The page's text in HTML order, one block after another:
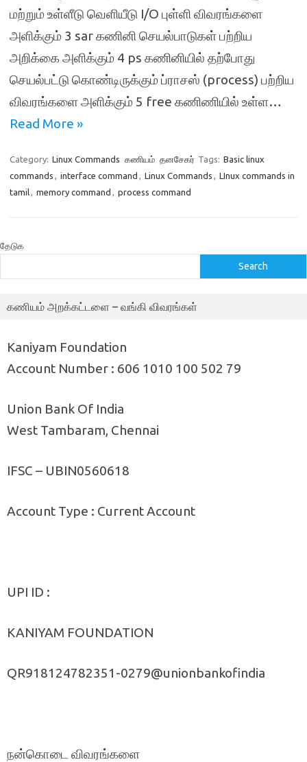
மற்றும் உள்ளீடு வெளியீடு I/O புள்ளி விவரங்களை
அளிக்கும் 3 sar கணினி செயல்பாடுகள் பற்றிய
அறிக்கை அளிக்கும் 4 ps கணினியில் தற்போது
செயல்பட்டு கொண்டிருக்கும் ப்ராசஸ் (process) பற்றிய
விவரங்களை அளிக்கும் 5 free கணிணியில் உள்ள…
Read More »
Category: Linux Commands கணியம் தனசேகர் Tags: Basic linux
commands , interface command , Linux Commands , LInux commands in
tamil, memory command , process command
தேடுக
Search
கணியம் அறக்கட்டளை – வங்கி விவரங்கள்
Kaniyam Foundation
Account Number : 606 1010 100 502 79
Union Bank Of India
West Tambaram, Chennai
IFSC – UBIN0560618
Account Type : Current Account
UPI ID :
KANIYAM FOUNDATION
QR918124782351-0279@unionbankofindia
நன்கொடை விவரங்களை